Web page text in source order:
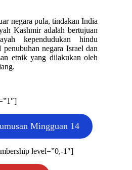
negara pula, tindakan India
Kashmir adalah bertujuan
kependudukan hindu
penubuhan negara Israel dan
etnik yang dilakukan oleh
Mingguan 14
level=”0,-1″]